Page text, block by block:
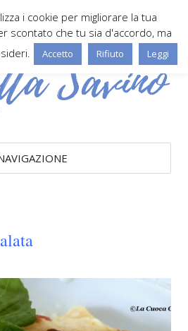
i cookie per migliorare la tua
scontato che tu sia d'accordo, ma
Accetto Rifiuto Leggi